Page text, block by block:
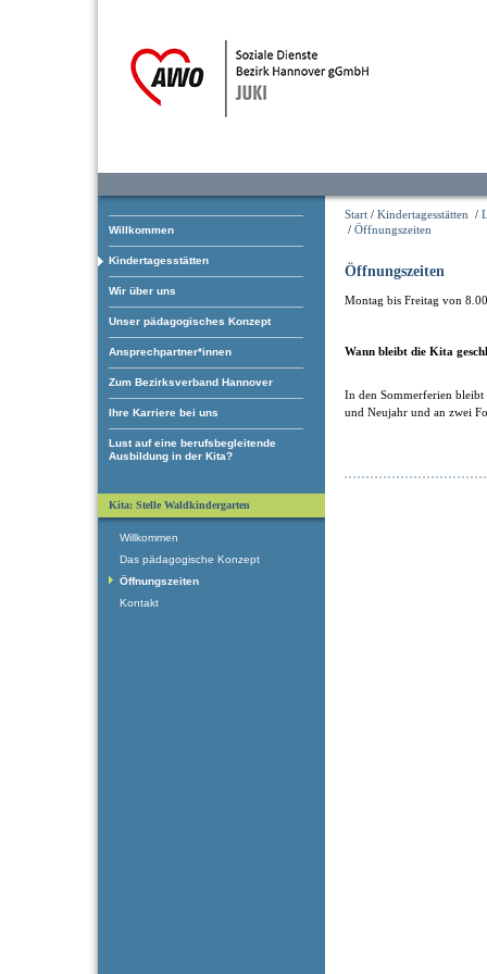
Willkommen
Kindertagesstätten
Wir über uns
Unser pädagogisches Konzept
Ansprechpartner*innen
Zum Bezirksverband Hannover
Ihre Karriere bei uns
Lust auf eine berufsbegleitende
Ausbildung in der Kita?
Start / Kindertagesstätten /
/ Öffnungszeiten
Öffnungszeiten
Montag bis Freitag von
Wann bleibt die Kita
In den Sommerferien bleibt
und Neujahr und an zwei
Kita: Stelle Waldkindergarten
Willkommen
Das pädagogische Konzept
Öffnungszeiten
Kontakt